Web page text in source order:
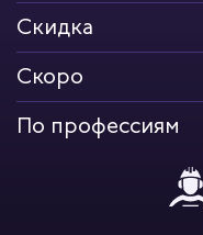
Скидка
Скоро
По профессиям